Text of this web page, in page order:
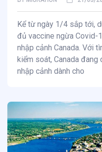
Kể từ ngày 1/4 sắp tới,
đủ vaccine ngừa Covid-
nhập cảnh Canada. Với
kiểm soát, Canada đang
nhập cảnh dành cho